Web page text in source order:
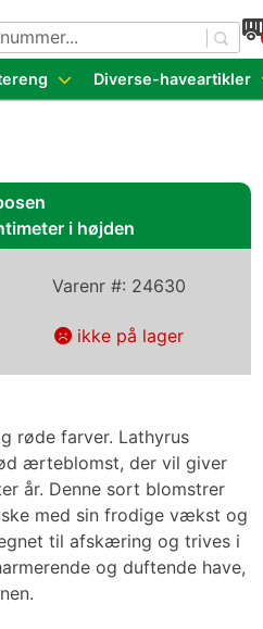
sorter
Diverse-haveartikler
røde farver. Lathyrus
ærteblomst, der vil giver
år. Denne sort blomstrer
med sin frodige vækst og
til afskæring og trives i
og duftende have,
Varenr #: 24630
ikke på lager
i højden